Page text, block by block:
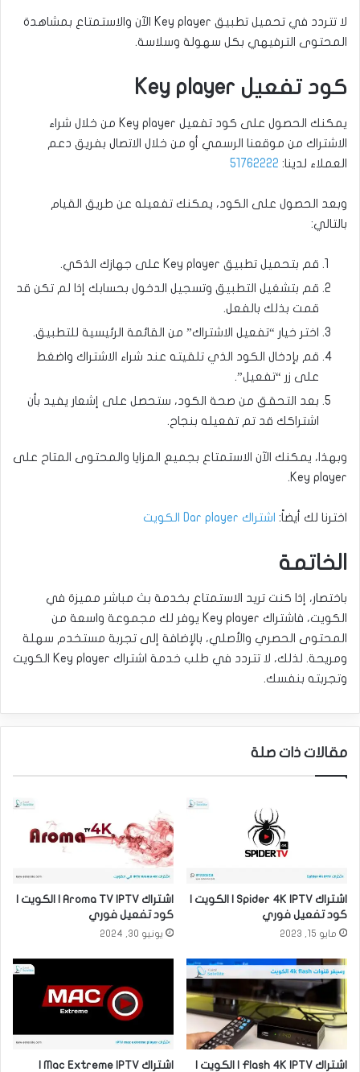
لا تتردد في تحميل تطبيق Key player الآن والاستمتاع بمشاهدة
المحتوى الترفيهي بكل سهولة وسلاسة.
كود تفعيل Key player
يمكنك الحصول على كود تفعيل Key player من خلال شراء
الاشتراك من موقعنا الرسمي أو من خلال الاتصال بفريق دعم
العملاء لدينا: 51762222
وبعد الحصول على الكود، يمكنك تفعيله عن طريق القيام
بالتالي:
قم بتحميل تطبيق Key player على جهازك الذكي.
قم بتشغيل التطبيق وتسجيل الدخول بحسابك إذا لم تكن قد
قمت بذلك بالفعل.
اختر خيار “تفعيل الاشتراك” من القائمة الرئيسية للتطبيق.
قم بإدخال الكود الذي تلقيته عند شراء الاشتراك واضغط
على زر “تفعيل”.
بعد التحقق من صحة الكود، ستحصل على إشعار يفيد بأن
اشتراكك قد تم تفعيله بنجاح.
وبهذا، يمكنك الآن الاستمتاع بجميع المزايا والمحتوى المتاح على
Key player.
اخترنا لك أيضاً: اشتراك Dar player الكويت
الخاتمة
باختصار، إذا كنت تريد الاستمتاع بخدمة بث مباشر مميزة في
الكويت، فاشتراك Key player يوفر لك مجموعة واسعة من
المحتوى الحصري والأصلي، بالإضافة إلى تجربة مستخدم سهلة
ومريحة. لذلك، لا تتردد في طلب خدمة اشتراك Key player الكويت
وتجربته بنفسك.
مقالات ذات صلة
اشتراك Spider 4K IPTV | الكويت |
كود تفعيل فوري
مايو 15, 2023
اشتراك Aroma TV IPTV | الكويت |
كود تفعيل فوري
يونيو 30, 2024
اشتراك Flash 4K IPTV | الكويت |